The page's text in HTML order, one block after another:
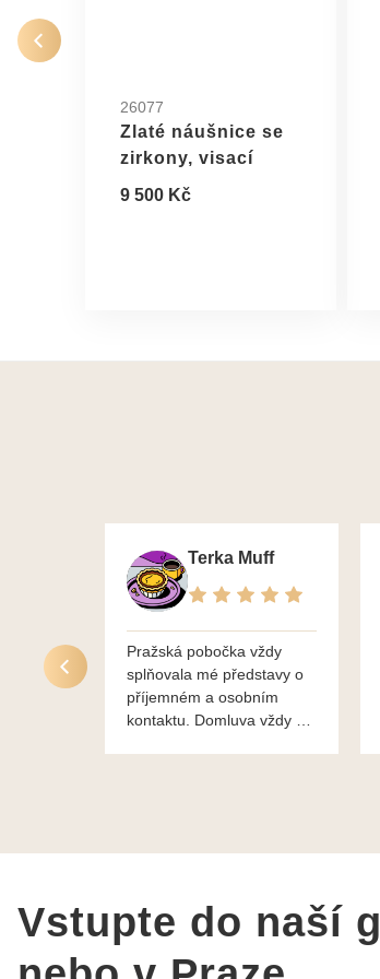
26077
Zlaté náušnice se
zirkony, visací
9 500 Kč
Terka Muff
Pražská pobočka vždy
splňovala mé představy o
příjemném a osobním
kontaktu. Domluva vždy na
Moc děkuji a doporučuji se
jak už bylo napsáno - na
požádání Vám šperky z
Super !!! pí Papoušková
Vstupte do naší